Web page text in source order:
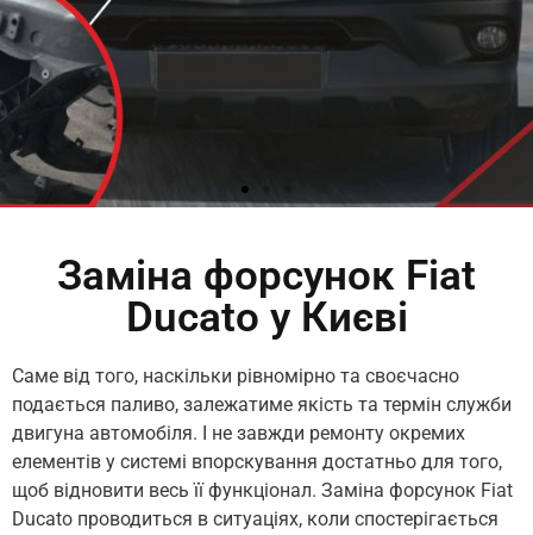
Заміна форсунок Fiat
Ducato у Києві
Саме від того, наскільки рівномірно та своєчасно
подається паливо, залежатиме якість та термін служби
двигуна автомобіля. І не завжди ремонту окремих
елементів у системі впорскування достатньо для того,
щоб відновити весь її функціонал. Заміна форсунок Fiat
Ducato проводиться в ситуаціях, коли спостерігається